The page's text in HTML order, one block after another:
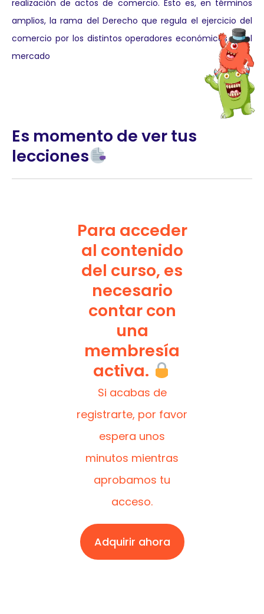
realización de actos de comercio. Esto es, en términos
amplios, la rama del Derecho que regula el ejercicio del
comercio por los distintos operadores económicos en el
mercado
Es momento de ver tus
lecciones
Para acceder
al contenido
del curso, es
necesario
contar con
una
membresía
activa.
Si acabas de
registrarte, por favor
espera unos
minutos mientras
aprobamos tu
acceso.
Adquirir ahora